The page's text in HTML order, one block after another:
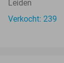
Leiden
Verkocht: 239